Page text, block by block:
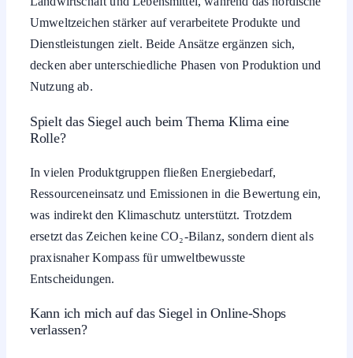
Umweltzeichen stärker auf verarbeitete Produkte und
Dienstleistungen zielt. Beide Ansätze ergänzen sich,
decken aber unterschiedliche Phasen von Produktion und
Nutzung ab.
Spielt das Siegel auch beim Thema Klima eine
Rolle?
In vielen Produktgruppen fließen Energiebedarf,
Ressourceneinsatz und Emissionen in die Bewertung ein,
was indirekt den Klimaschutz unterstützt. Trotzdem
ersetzt das Zeichen keine CO₂-Bilanz, sondern dient als
praxisnaher Kompass für umweltbewusste
Entscheidungen.
Kann ich mich auf das Siegel in Online-Shops
verlassen?